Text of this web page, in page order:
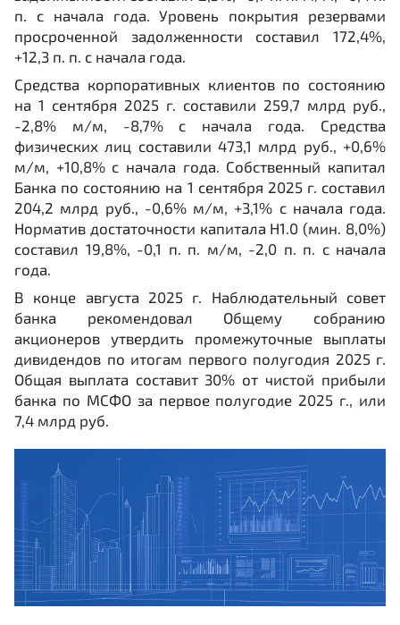
п. с начала года. Уровень покрытия резервами
просроченной задолженности составил 172,4%,
+12,3 п. п. с начала года.
Средства корпоративных клиентов по состоянию
на 1 сентября 2025 г. составили 259,7 млрд руб.,
-2,8% м/м, -8,7% с начала года. Средства
физических лиц составили 473,1 млрд руб., +0,6%
м/м, +10,8% с начала года. Собственный капитал
Банка по состоянию на 1 сентября 2025 г. составил
204,2 млрд руб., -0,6% м/м, +3,1% с начала года.
Норматив достаточности капитала Н1.0 (мин. 8,0%)
составил 19,8%, -0,1 п. п. м/м, -2,0 п. п. с начала
года.
В конце августа 2025 г. Наблюдательный совет
банка рекомендовал Общему собранию
акционеров утвердить промежуточные выплаты
дивидендов по итогам первого полугодия 2025 г.
Общая выплата составит 30% от чистой прибыли
банка по МСФО за первое полугодие 2025 г., или
7,4 млрд руб.